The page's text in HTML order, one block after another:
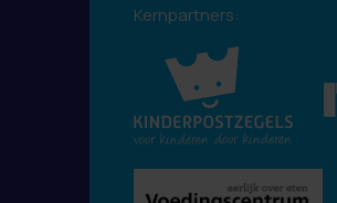
Kernpartners: